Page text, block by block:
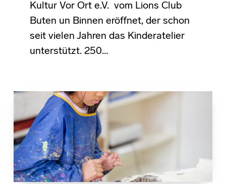
Kultur Vor Ort e.V. vom Lions Club
Buten un Binnen eröffnet, der schon
seit vielen Jahren das Kinderatelier
unterstützt. 250…